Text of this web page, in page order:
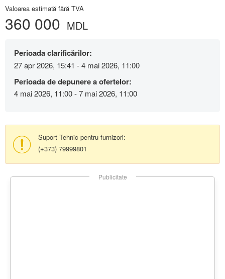
Valoarea estimată fără TVA
360 000 MDL
Perioada clarificărilor:
27 apr 2026, 15:41 - 4 mai 2026, 11:00
Perioada de depunere a ofertelor:
4 mai 2026, 11:00 - 7 mai 2026, 11:00
Suport Tehnic pentru furnizori:
(+373) 79999801
Publicitate